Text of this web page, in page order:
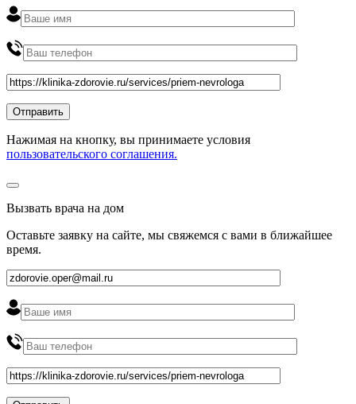
Нажимая на кнопку, вы принимаете условия
пользовательского соглашения.
Вызвать врача на дом
Оставьте заявку на сайте, мы свяжемся с вами в ближайшее
время.